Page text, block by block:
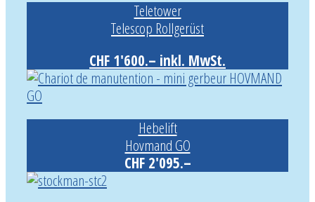
Teletower
Telescop Rollgerüst
CHF 1'600.– inkl. MwSt.
Hebelift
Hovmand GO
CHF 2'095.–